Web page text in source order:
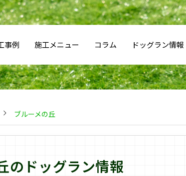
事例 施工メニュー コラム ドッグラン情報
ブルーメの丘
のドッグラン情報